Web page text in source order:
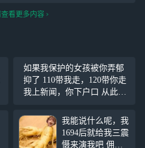
看更多内容
如果我保护的女孩被你弄郁
抑了 110带我走，120带你走
我上新闻，你下户口 从此十
法，我做鬼也不会放过你
我能说什么呢，我
1694后就给我三震
慑来演我吧 佣兵